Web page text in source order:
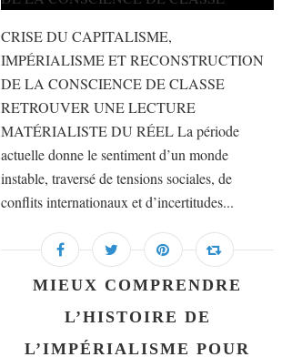
CRISE DU CAPITALISME,
IMPÉRIALISME ET RECONSTRUCTION
DE LA CONSCIENCE DE CLASSE
RETROUVER UNE LECTURE
MATÉRIALISTE DU RÉEL La période
actuelle donne le sentiment d’un monde
instable, traversé de tensions sociales, de
conflits internationaux et d’incertitudes...
MIEUX COMPRENDRE
L’HISTOIRE DE
L’IMPÉRIALISME POUR